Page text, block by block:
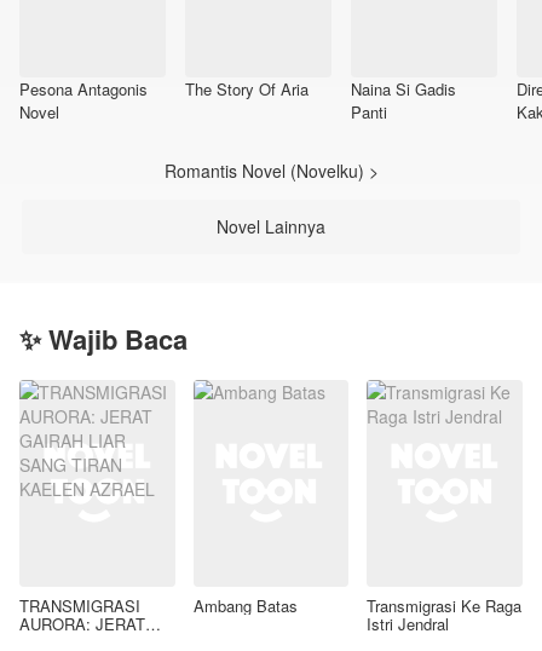
Pesona Antagonis
Novel
The Story Of Aria
Naina Si Gadis
Panti
Romantis Novel (Novelku) >
Novel Lainnya
✨ Wajib Baca
TRANSMIGRASI
AURORA: JERAT
Ambang Batas Transmigrasi Ke Raga
Istri Jendral